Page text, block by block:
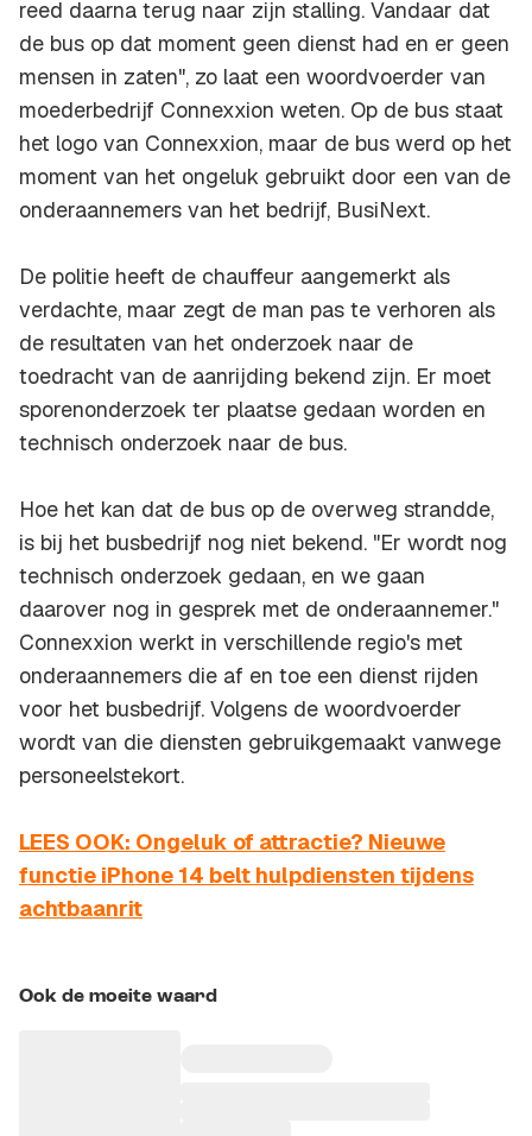
reed daarna terug naar zijn stalling. Vandaar dat
de bus op dat moment geen dienst had en er geen
mensen in zaten", zo laat een woordvoerder van
moederbedrijf Connexxion weten. Op de bus staat
het logo van Connexxion, maar de bus werd op het
moment van het ongeluk gebruikt door een van de
onderaannemers van het bedrijf, BusiNext.
De politie heeft de chauffeur aangemerkt als
verdachte, maar zegt de man pas te verhoren als
de resultaten van het onderzoek naar de
toedracht van de aanrijding bekend zijn. Er moet
sporenonderzoek ter plaatse gedaan worden en
technisch onderzoek naar de bus.
Hoe het kan dat de bus op de overweg strandde,
is bij het busbedrijf nog niet bekend. "Er wordt nog
technisch onderzoek gedaan, en we gaan
daarover nog in gesprek met de onderaannemer."
Connexxion werkt in verschillende regio's met
onderaannemers die af en toe een dienst rijden
voor het busbedrijf. Volgens de woordvoerder
wordt van die diensten gebruikgemaakt vanwege
personeelstekort.
LEES OOK: Ongeluk of attractie? Nieuwe
functie iPhone 14 belt hulpdiensten tijdens
achtbaanrit
Ook de moeite waard